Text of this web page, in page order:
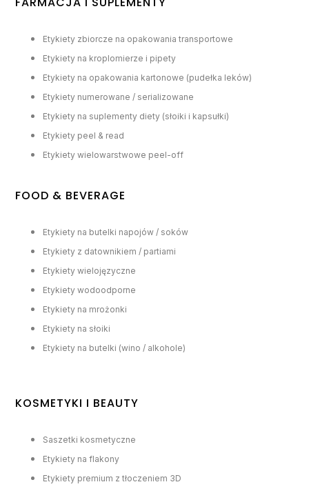
Etykiety zbiorcze na opakowania transportowe
Etykiety na kroplomierze i pipety
Etykiety na opakowania kartonowe (pudełka leków)
Etykiety numerowane / serializowane
Etykiety na suplementy diety (słoiki i kapsułki)
Etykiety peel & read
Etykiety wielowarstwowe peel-off
FOOD & BEVERAGE
Etykiety na butelki napojów / soków
Etykiety z datownikiem / partiami
Etykiety wielojęzyczne
Etykiety wodoodporne
Etykiety na mrożonki
Etykiety na słoiki
Etykiety na butelki (wino / alkohole)
KOSMETYKI I BEAUTY
Saszetki kosmetyczne
Etykiety na flakony
Etykiety premium z tłoczeniem 3D